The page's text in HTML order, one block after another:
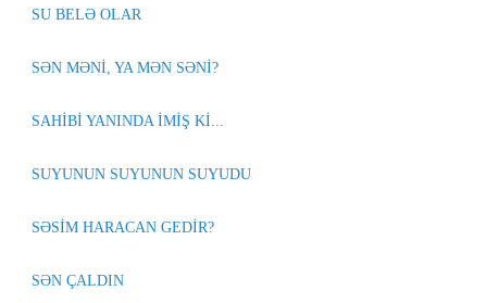
SU BELƏ OLAR
SƏN MƏNİ, YA MƏN SƏNİ?
SAHİBİ YANINDA İMİŞ Kİ...
SUYUNUN SUYUNUN SUYUDU
SƏSİM HARACAN GEDİR?
SƏN ÇALDIN